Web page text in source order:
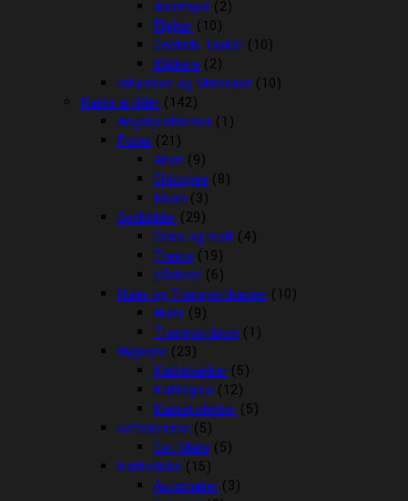
dummyer (2)
Fløjter (10)
Godbids Tasker (10)
Klikkere (2)
Vitaminer og Mineraler (10)
Katte artikler (142)
Angstproblemer (1)
Foder (21)
Arion (9)
Chicopee (8)
Mush (3)
Godbidder (29)
Græs og malt (4)
Treats (19)
Vådkost (6)
Huler og Transportkasser (10)
Huler (9)
Transportbure (1)
Hygiejne (23)
Kattebakker (5)
Kattegrus (12)
Kattetoiletter (5)
kattelemme (5)
Cat Mate (5)
Katteskåle (15)
Automater (3)